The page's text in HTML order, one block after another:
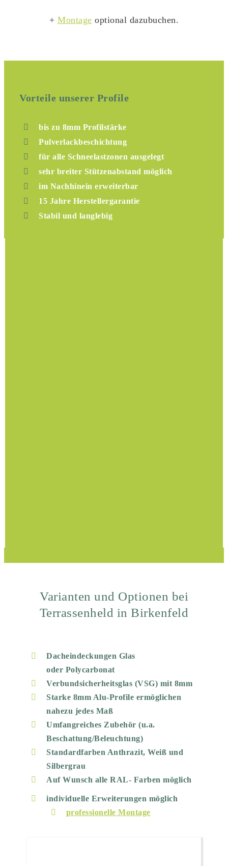
+ Montage optional dazubuchen.
Vorteile unserer Profile
bis zu 8mm Profilstärke
Pulverlackbeschichtung
für alle Schneelastzonen ausgelegt
sehr breiter Stützenabstand möglich
im Nachhinein erweiterbar
15 Jahre Herstellergarantie
Stabil und langlebig
Varianten und Optionen bei
Terrassenheld in Birkenfeld
Dacheindeckungen Glas
oder Polycarbonat
Verbundsicherheitsglas (VSG) mit 8mm
Starke 8mm Alu-Profile ermöglichen
nahezu jedes Maß
Umfangreiches Zubehör (u.a.
Beschattung/Beleuchtung)
Standardfarben Anthrazit, Weiß und
Silbergrau
Auf Wunsch alle RAL- Farben möglich
individuelle Erweiterungen möglich
professionelle Montage